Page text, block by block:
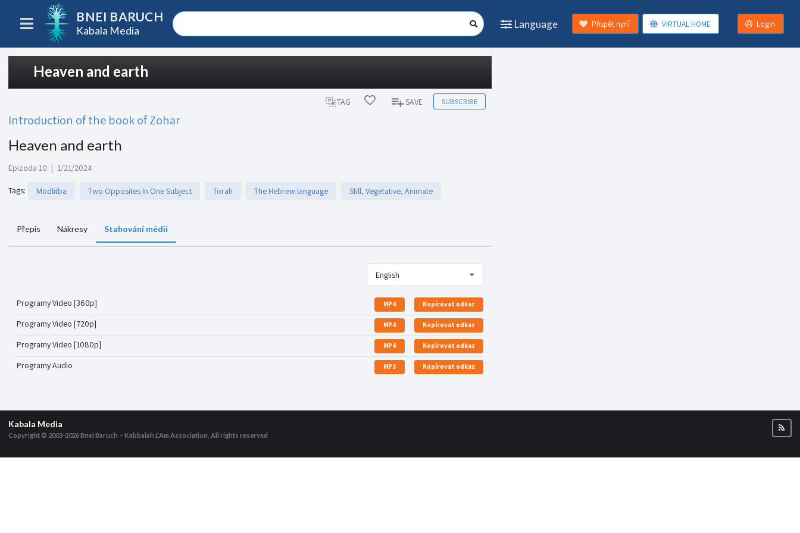
BNEI BARUCH
Kabala Media
Language Přispět nyní VIRTUAL HOME Login
Heaven and earth
TAG SAVE SUBSCRIBE
Introduction of the book of Zohar
Heaven and earth
Epizoda 10 | 1/21/2024
Tags: Modlitba Two Opposites In One Subject Torah The Hebrew language Still, Vegetative, Animate
Přepis Nákresy Stahování médií
English
Programy Video [360p] MP4 Kopírovat odkaz
Programy Video [720p] MP4 Kopírovat odkaz
Programy Video [1080p] MP4 Kopírovat odkaz
Programy Audio MP3 Kopírovat odkaz
Kabala Media
Copyright © 2003-2026Bnei Baruch – Kabbalah L’Am Association, All rights reserved